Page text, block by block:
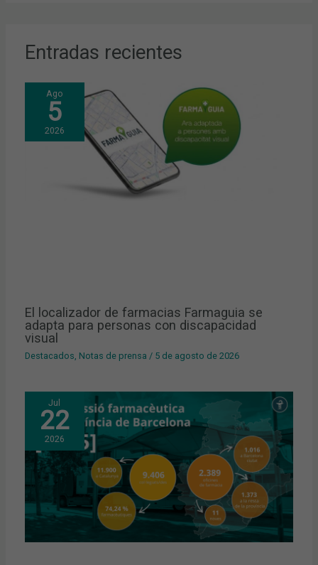
Entradas recientes
Ago
5
2026
El localizador de farmacias Farmaguia se
adapta para personas con discapacidad
visual
Destacados, Notas de prensa / 5 de agosto de 2026
Jul
22
2026